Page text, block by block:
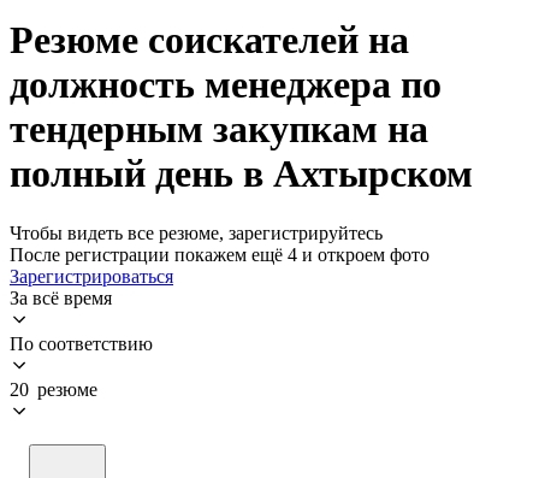
Резюме соискателей на
должность менеджера по
тендерным закупкам на
полный день в Ахтырском
Чтобы видеть все резюме, зарегистрируйтесь
После регистрации покажем ещё 4 и откроем фото
Зарегистрироваться
За всё время
По соответствию
20 резюме